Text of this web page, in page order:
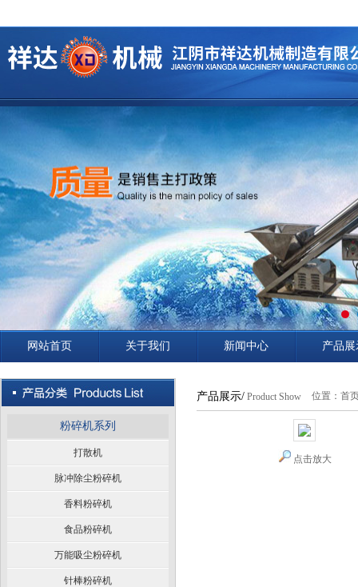
网站首页 关于我们 新闻中心 产品展
粉碎机系列
打散机
脉冲除尘粉碎机
香料粉碎机
食品粉碎机
万能吸尘粉碎机
针棒粉碎机
产品展示/ Product Show 位置： 首
点击放大